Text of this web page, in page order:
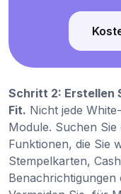
Schritt 2: Erstellen
Fit. Nicht jede
Module. Suchen
Funktionen, die Sie
Stempelkarten,